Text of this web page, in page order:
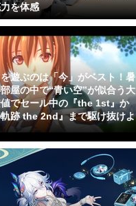
を体感
を遊ぶのは「今」がベスト！暑
屋の中で“青い空”が似合う大
でセール中の『the 1st』か
跡 the 2nd』まで駆け抜けよ